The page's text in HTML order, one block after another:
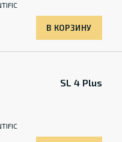
В КОРЗИНУ
SL 4 Plus